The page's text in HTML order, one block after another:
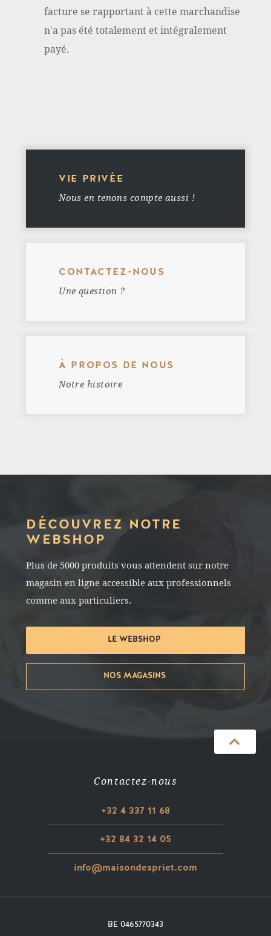
facture se rapportant à cette marchandise
n'a pas été totalement et intégralement
payé.
VIE PRIVÉE
Nous en tenons compte aussi !
CONTACTEZ-NOUS
Une question ?
À PROPOS DE NOUS
Notre histoire
DÉCOUVREZ NOTRE
WEBSHOP
Plus de 5000 produits vous attendent sur notre
magasin en ligne accessible aux professionnels
comme aux particuliers.
LE WEBSHOP
NOS MAGASINS
Contactez-nous
+32 4 337 11 68
+32 84 32 14 05
info@maisondespriet.com
BE 0465770343